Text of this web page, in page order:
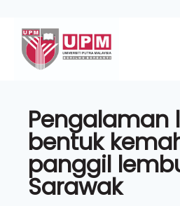
Pengalaman
bentuk
panggil
Sarawak